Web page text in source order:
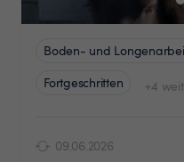
Boden- und
Fortgeschritten
+4
09.06.2026